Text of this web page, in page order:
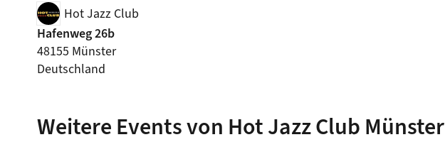
Hot Jazz Club
Hafenweg 26b
48155 Münster
Deutschland
Weitere Events von Hot Jazz Club Münster